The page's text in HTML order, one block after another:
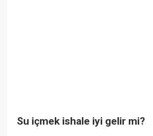
Su içmek ishale iyi gelir mi?